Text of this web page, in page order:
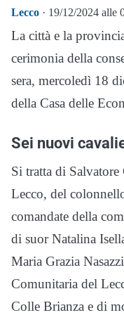
Lecco · 19/12/2024 alle
La città e la
cerimonia della
sera, mercoledì 18
della Casa delle
Sei nuovi
Si tratta di
Lecco, del
comandate della
di suor Natalina
Maria Grazia
Comunitaria del
Colle Brianza e di